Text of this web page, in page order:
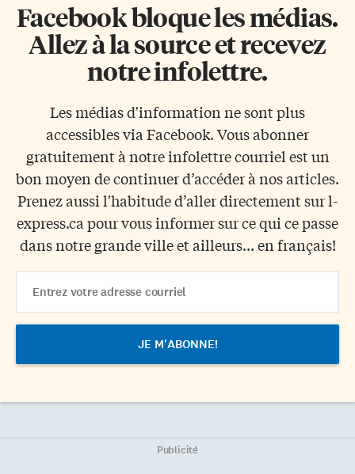
Facebook bloque les médias.
Allez à la source et recevez
notre infolettre.
Les médias d'information ne sont plus
accessibles via Facebook. Vous abonner
gratuitement à notre infolettre courriel est un
bon moyen de continuer d’accéder à nos articles.
Prenez aussi l'habitude d’aller directement sur l-
express.ca pour vous informer sur ce qui ce passe
dans notre grande ville et ailleurs... en français!
Address
Publicité